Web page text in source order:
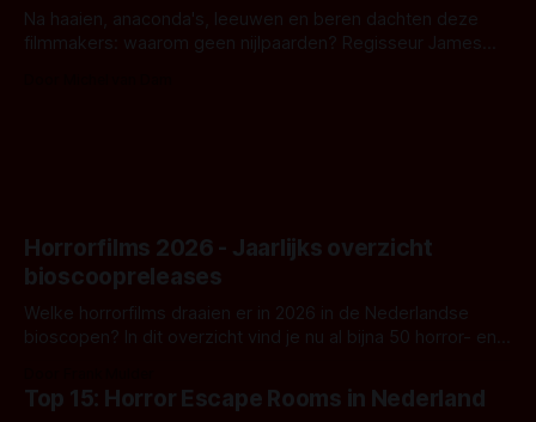
Na haaien, anaconda's, leeuwen en beren dachten deze
filmmakers: waarom geen nijlpaarden? Regisseur James
Horrorfilms 2026 - Jaarlijks overzicht
bioscoopreleases
Welke horrorfilms draaien er in 2026 in de Nederlandse
bioscopen? In dit overzicht vind je nu al bijna 50 horror- en
Top 15: Horror Escape Rooms in Nederland